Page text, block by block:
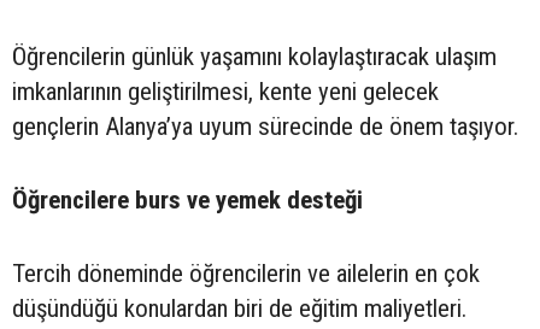
Öğrencilerin günlük yaşamını kolaylaştıracak ulaşım
imkanlarının geliştirilmesi, kente yeni gelecek
gençlerin Alanya’ya uyum sürecinde de önem taşıyor.
Öğrencilere burs ve yemek desteği
Tercih döneminde öğrencilerin ve ailelerin en çok
düşündüğü konulardan biri de eğitim maliyetleri.